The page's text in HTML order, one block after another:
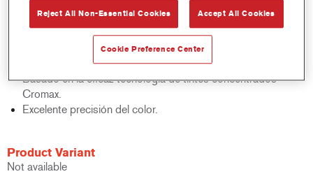
acabados y bases bicapa.
Rápido control de stocks.
Ahorra espacio de almacenamiento.
Basado en la eficaz tecnología de tintes concentrados
Cromax.
Excelente precisión del color.
Product Variant
Not available
Reject All Non-Essential Cookies Accept All Cookies
Cookie Preference Center